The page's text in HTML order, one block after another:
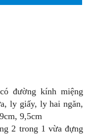
đường kính miệng
ly giấy, ly hai ngăn,
9,5cm
2 trong 1 vừa đựng